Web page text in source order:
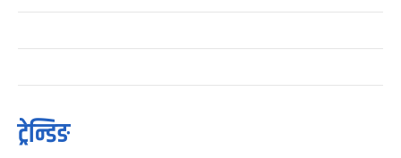
ट्रेन्डिङ